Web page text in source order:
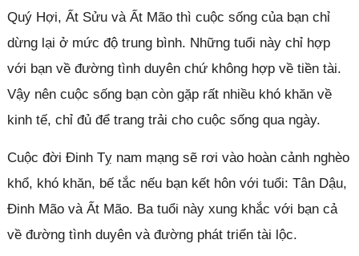
Quý Hợi, Ất Sửu và Ất Mão thì cuộc sống của bạn chỉ
dừng lại ở mức độ trung bình. Những tuổi này chỉ hợp
với bạn về đường tình duyên chứ không hợp về tiền tài.
Vậy nên cuộc sống bạn còn gặp rất nhiều khó khăn về
kinh tế, chỉ đủ để trang trải cho cuộc sống qua ngày.
Cuộc đời Đinh Tỵ nam mạng sẽ rơi vào hoàn cảnh nghèo
khổ, khó khăn, bế tắc nếu bạn kết hôn với tuổi: Tân Dậu,
Đinh Mão và Ất Mão. Ba tuổi này xung khắc với bạn cả
về đường tình duyên và đường phát triển tài lộc.